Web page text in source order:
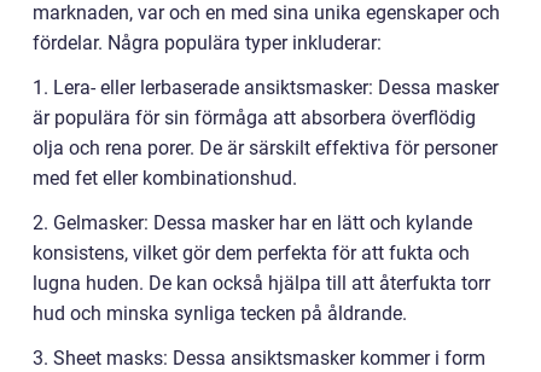
marknaden, var och en med sina unika egenskaper och
fördelar. Några populära typer inkluderar:
1. Lera- eller lerbaserade ansiktsmasker: Dessa masker
är populära för sin förmåga att absorbera överflödig
olja och rena porer. De är särskilt effektiva för personer
med fet eller kombinationshud.
2. Gelmasker: Dessa masker har en lätt och kylande
konsistens, vilket gör dem perfekta för att fukta och
lugna huden. De kan också hjälpa till att återfukta torr
hud och minska synliga tecken på åldrande.
3. Sheet masks: Dessa ansiktsmasker kommer i form